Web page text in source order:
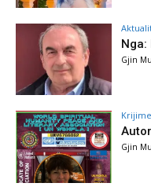
Nga:
Gjin
Krijime
Gjin